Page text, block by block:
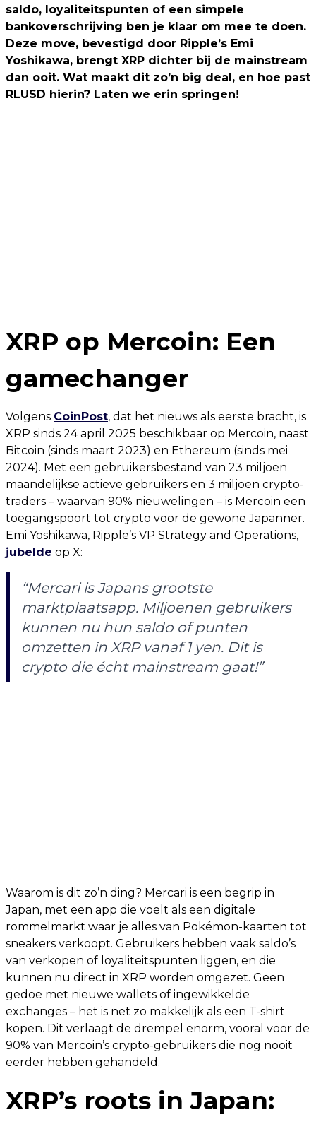
saldo, loyaliteitspunten of een simpele
bankoverschrijving ben je klaar om mee te doen.
Deze move, bevestigd door Ripple’s Emi
Yoshikawa, brengt XRP dichter bij de mainstream
dan ooit. Wat maakt dit zo’n big deal, en hoe past
RLUSD hierin? Laten we erin springen!
XRP op Mercoin: Een
gamechanger
Volgens CoinPost, dat het nieuws als eerste bracht, is
XRP sinds 24 april 2025 beschikbaar op Mercoin, naast
Bitcoin (sinds maart 2023) en Ethereum (sinds mei
2024). Met een gebruikersbestand van 23 miljoen
maandelijkse actieve gebruikers en 3 miljoen crypto-
traders – waarvan 90% nieuwelingen – is Mercoin een
toegangspoort tot crypto voor de gewone Japanner.
Emi Yoshikawa, Ripple’s VP Strategy and Operations,
jubelde op X:
“Mercari is Japans grootste
marktplaatsapp. Miljoenen gebruikers
kunnen nu hun saldo of punten
omzetten in XRP vanaf 1 yen. Dit is
crypto die écht mainstream gaat!”
Waarom is dit zo’n ding? Mercari is een begrip in
Japan, met een app die voelt als een digitale
rommelmarkt waar je alles van Pokémon-kaarten tot
sneakers verkoopt. Gebruikers hebben vaak saldo’s
van verkopen of loyaliteitspunten liggen, en die
kunnen nu direct in XRP worden omgezet. Geen
gedoe met nieuwe wallets of ingewikkelde
exchanges – het is net zo makkelijk als een T-shirt
kopen. Dit verlaagt de drempel enorm, vooral voor de
90% van Mercoin’s crypto-gebruikers die nog nooit
eerder hebben gehandeld.
XRP’s roots in Japan: